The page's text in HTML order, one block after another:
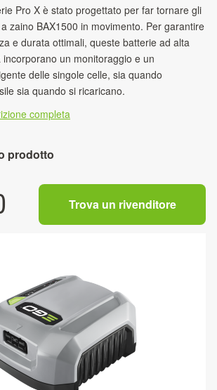
Pro X è stato progettato per far tornare gli
zaino BAX1500 in movimento. Per garantire
e durata ottimali, queste batterie ad alta
un monitoraggio e un
delle singole celle, sia quando
sia quando si ricaricano.
completa
prodotto
Trova un rivenditore